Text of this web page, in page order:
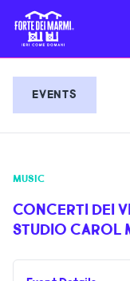
EVENTS
NEWS
HOSPITALITY
EVENTS
MUSIC
CONCERTI DEI
STUDIO CAROL